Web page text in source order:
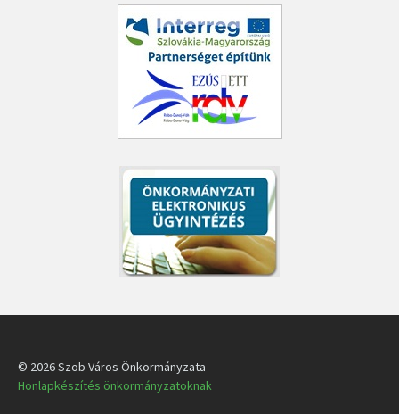
© 2026 Szob Város Önkormányzata
Honlapkészítés önkormányzatoknak